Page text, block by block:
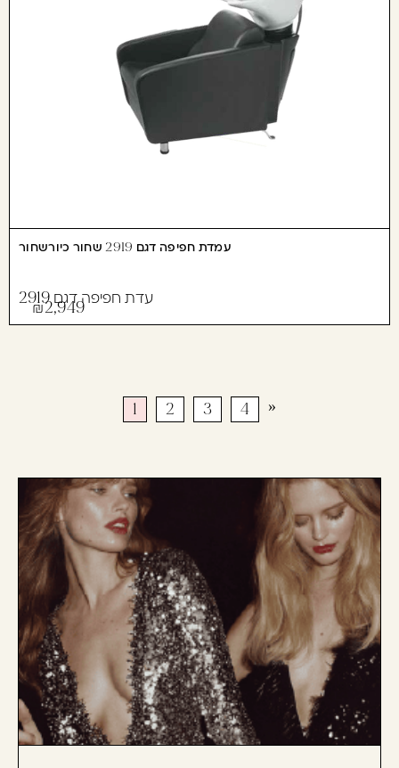
עמדת חפיפה דגם 2919 שחור כיורשחור
עדת חפיפה דגם 2919
2,949
1 2 3 4 »